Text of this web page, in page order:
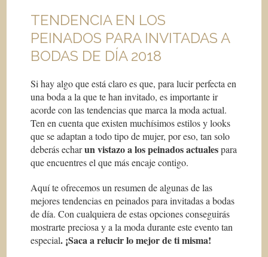
TENDENCIA EN LOS
PEINADOS PARA INVITADAS A
BODAS DE DÍA 2018
Si hay algo que está claro es que, para lucir perfecta en
una boda a la que te han invitado, es importante ir
acorde con las tendencias que marca la moda actual.
Ten en cuenta que existen muchísimos estilos y looks
que se adaptan a todo tipo de mujer, por eso, tan solo
deberás echarun vistazo a los peinados actualespara
que encuentres el que más encaje contigo.
Aquí te ofrecemos un resumen de algunas de las
mejores tendencias en peinados para invitadas a bodas
de día. Con cualquiera de estas opciones conseguirás
mostrarte preciosa y a la moda durante este evento tan
especial. ¡Saca a relucir lo mejor de ti misma!